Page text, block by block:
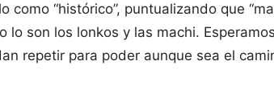
“histórico”, puntualizando que
son los lonkos y las machi.
repetir para poder aunque sea el